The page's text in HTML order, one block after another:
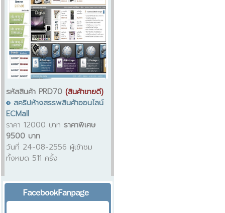
รหัสสินค้า PRD70 (สินค้าขายดี)
สคริปห้างสรรพสินค้าออนไลน์
ECMall
ราคา 12000 บาท ราคาพิเศษ
9500 บาท
วันที่ 24-08-2556 ผู้เข้าชม
ทั้งหมด 511 ครั้ง